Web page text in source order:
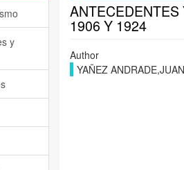
ANTECEDENTES
1906 Y 1924
Author
YAÑEZ
y